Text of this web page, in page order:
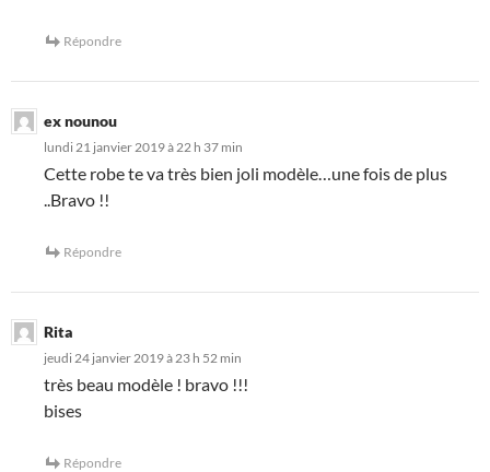
Répondre
ex nounou
lundi 21 janvier 2019 à 22 h 37 min
Cette robe te va très bien joli modèle…une fois de plus
..Bravo !!
Répondre
Rita
jeudi 24 janvier 2019 à 23 h 52 min
très beau modèle ! bravo !!!
bises
Répondre